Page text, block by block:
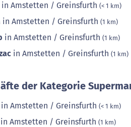
in Amstetten / Greinsfurth (< 1 km)
in Amstetten / Greinsfurth (1 km)
in Amstetten / Greinsfurth (1 km)
in Amstetten / Greinsfurth (1 km)
der Kategorie
in Amstetten / Greinsfurth (< 1 km)
in Amstetten / Greinsfurth (1 km)